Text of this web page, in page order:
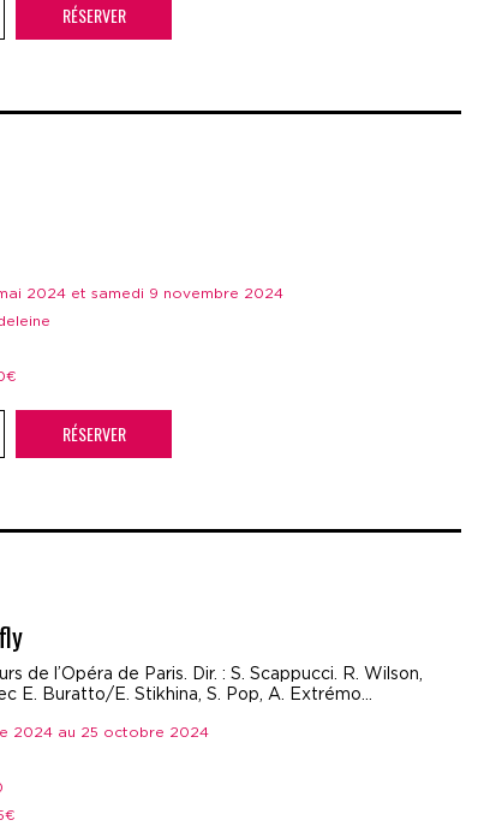
RÉSERVER
mai 2024 et samedi 9 novembre 2024
RÉSERVER
de l’Opéra de Paris. Dir. : S. Scappucci. R. Wilson,
E. Buratto/E. Stikhina, S. Pop, A. Extrémo...
2024 au 25 octobre 2024